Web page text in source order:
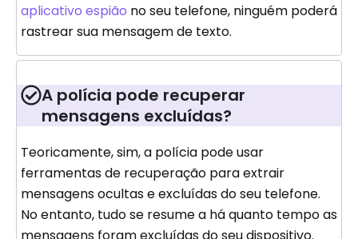
aplicativo espião no seu telefone, ninguém poderá
rastrear sua mensagem de texto.
A polícia pode recuperar
mensagens excluídas?
Teoricamente, sim, a polícia pode usar
ferramentas de recuperação para extrair
mensagens ocultas e excluídas do seu telefone.
No entanto, tudo se resume a há quanto tempo as
mensagens foram excluídas do seu dispositivo.